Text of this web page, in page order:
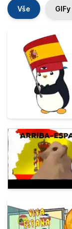
Vše GIFy